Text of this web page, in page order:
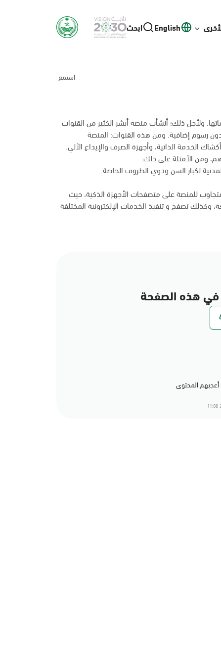
English ابحث
استمع
ولأجل ذلك؛ أنشأت منصة أبشر الكثير من القنوات
رسوم إضافية. ومن هذه القنوات: المنصة
ومن الأمثلة على ذلك:
لكبار السن وذوي الظروف الخاصة.
للمنصة على متصفحات الأجهزة الذكية، حيث
وكذلك تصفح و تنفيذ الخدمات الإلكترونية المختلفة
هذه الصفحة